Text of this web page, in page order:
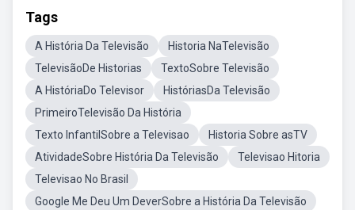
Tags
A História Da Televisão
Historia NaTelevisão
TelevisãoDe Historias
TextoSobre Televisão
A HistóriaDo Televisor
HistóriasDa Televisão
PrimeiroTelevisão Da História
Texto InfantilSobre a Televisao
Historia Sobre asTV
AtividadeSobre História Da Televisão
Televisao Hitoria
Televisao No Brasil
Google Me Deu Um DeverSobre a História Da Televisão